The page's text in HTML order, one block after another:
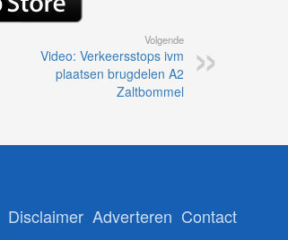
Volgende
Video: Verkeersstops ivm
plaatsen brugdelen A2
Zaltbommel
Disclaimer Adverteren Contact